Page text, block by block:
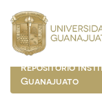
navigation
Repositorio
Guanajuato